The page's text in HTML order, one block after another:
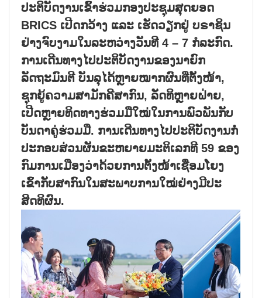
ປະຕິບັດງານເຂົ້າຮ່ວມກອງປະຊຸມສຸດຍອດ
BRICS ເປີດກວ້າງ ແລະ ເຮັດວຽກຢູ່ ບຣາຊິນ
ຢ່າງຈົບງາມໃນລະຫວ່າງວັນທີ 4 – 7 ກໍລະກົດ.
ການເດີນທາງໄປປະຕິບັດງານຂອງນາຍົກ
ລັດຖະມົນຕີ ບັນລຸໄດ້ຫຼາຍໝາກຜົນທີ່ຕັ້ງໜ້າ,
ຊຸກຍູ້ຄວາມສາມັກຄີສາກົນ, ລັດທິຫຼາຍຝ່າຍ,
ເປີດຫຼາຍທິດທາງຮ່ວມມືໃໝ່ໃນການພົວພັນກັບ
ບັນດາຄູ່ຮ່ວມມື. ການເດີນທາງໄປປະຕິບັດງານກໍ່
ປະກອບສ່ວນຜັນຂະຫຍາຍມະຕິເລກທີ 59 ຂອງ
ກົມການເມືອງວ່າດ້ວຍການຕັ້ງໜ້າເຊື່ອມໂຍງ
ເຂົ້າກັບສາກົນໃນສະພາບການໃໝ່ຢ່າງມີປະ
ສິດທິຜົນ.